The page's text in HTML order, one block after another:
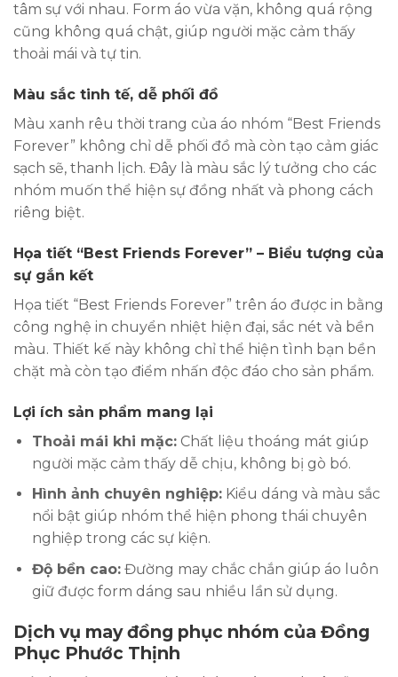
tâm sự với nhau. Form áo vừa vặn, không quá rộng
cũng không quá chật, giúp người mặc cảm thấy
thoải mái và tự tin.
Màu sắc tinh tế, dễ phối đồ
Màu xanh rêu thời trang của áo nhóm “Best Friends
Forever” không chỉ dễ phối đồ mà còn tạo cảm giác
sạch sẽ, thanh lịch. Đây là màu sắc lý tưởng cho các
nhóm muốn thể hiện sự đồng nhất và phong cách
riêng biệt.
Họa tiết “Best Friends Forever” – Biểu tượng của
sự gắn kết
Họa tiết “Best Friends Forever” trên áo được in bằng
công nghệ in chuyển nhiệt hiện đại, sắc nét và bền
màu. Thiết kế này không chỉ thể hiện tình bạn bền
chặt mà còn tạo điểm nhấn độc đáo cho sản phẩm.
Lợi ích sản phẩm mang lại
Thoải mái khi mặc:Chất liệu thoáng mát giúp
người mặc cảm thấy dễ chịu, không bị gò bó.
Hình ảnh chuyên nghiệp:Kiểu dáng và màu sắc
nổi bật giúp nhóm thể hiện phong thái chuyên
nghiệp trong các sự kiện.
Độ bền cao:Đường may chắc chắn giúp áo luôn
giữ được form dáng sau nhiều lần sử dụng.
Dịch vụ may đồng phục nhóm của Đồng
Phục Phước Thịnh